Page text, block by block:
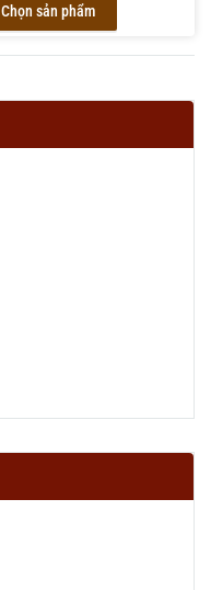
Chọn sản phẩm